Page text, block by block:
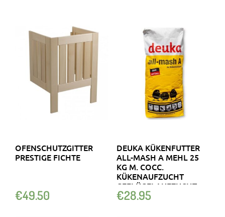
OFENSCHUTZGITTER
PRESTIGE FICHTE
€49.50
DEUKA KÜKENFUTTER
ALL-MASH A MEHL 25
KG M. COCC.
KÜKENAUFZUCHT
GEFLÜGELAUFZUCHT
€28.95